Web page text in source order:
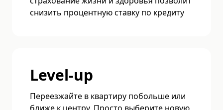
снизить процентную ставку по кредиту
Level-up
Переезжайте в квартиру побольше или